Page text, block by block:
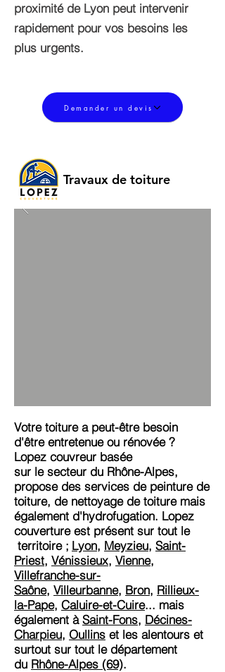
proximité de Lyon peut intervenir
rapidement pour vos besoins les
plus urgents.
Demander un devis
Travaux de toiture
Votre toiture a peut-être besoin
d'être entretenue ou rénovée ?
Lopez couvreur basée
sur le secteur du Rhône-Alpes,
propose des services de peinture de
toiture, de nettoyage de toiture mais
également d'hydrofugation. Lopez
couverture est présent sur tout le
territoire ; Lyon, Meyzieu, Saint-
Priest, Vénissieux, Vienne,
Villefranche-sur-
Saône, Villeurbanne, Bron, Rillieux-
la-Pape, Caluire-et-Cuire... mais
également àSaint-Fons, Décines-
Charpieu, Oullins et les alentours et
surtout sur tout le département
du Rhône-Alpes (69).